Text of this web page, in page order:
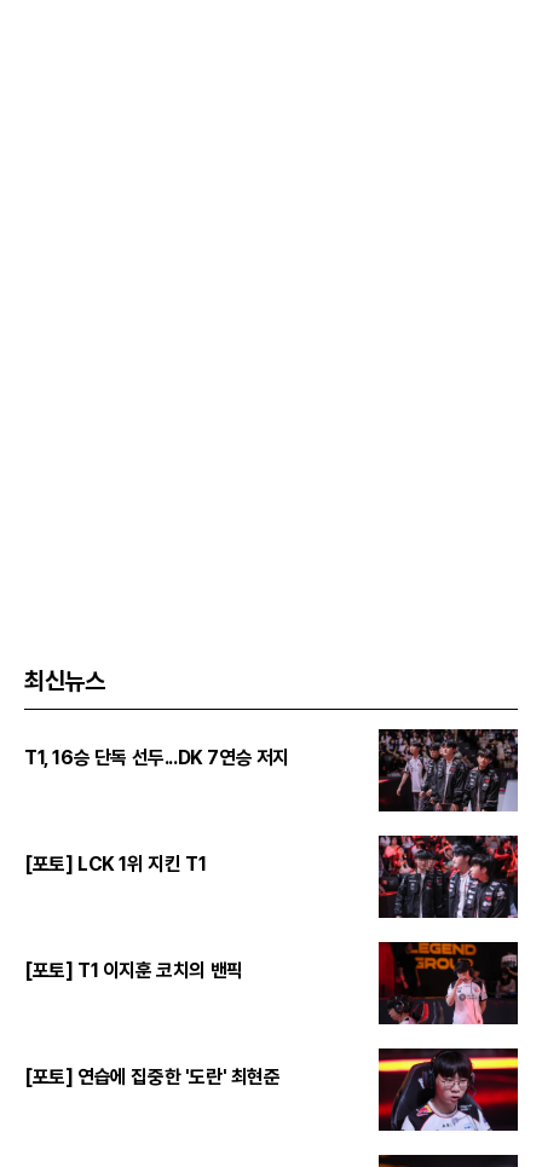
최신뉴스
T1, 16승 단독 선두...DK 7연승 저지
[포토] LCK 1위 지킨 T1
[포토] T1 이지훈 코치의 밴픽
[포토] 연습에 집중한 '도란' 최현준